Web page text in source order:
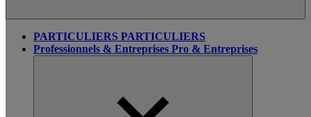
PARTICULIERS PARTICULIERS
Professionnels & Entreprises Pro & Entreprises